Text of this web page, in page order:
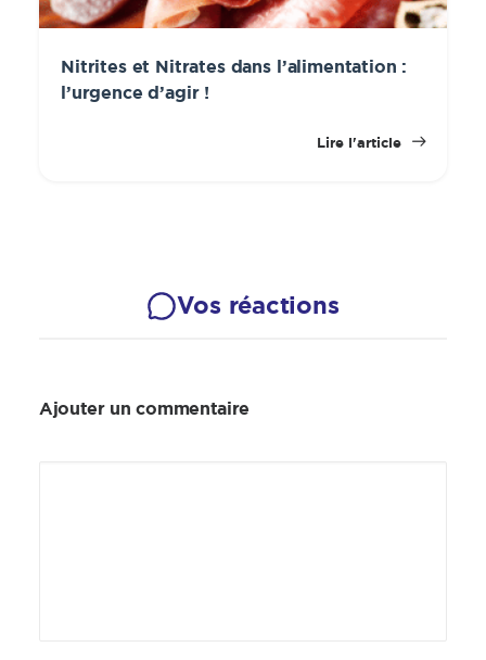
Nitrites et Nitrates dans l’alimentation :
l’urgence d’agir !
Lire l'article
Vos réactions
Ajouter un commentaire